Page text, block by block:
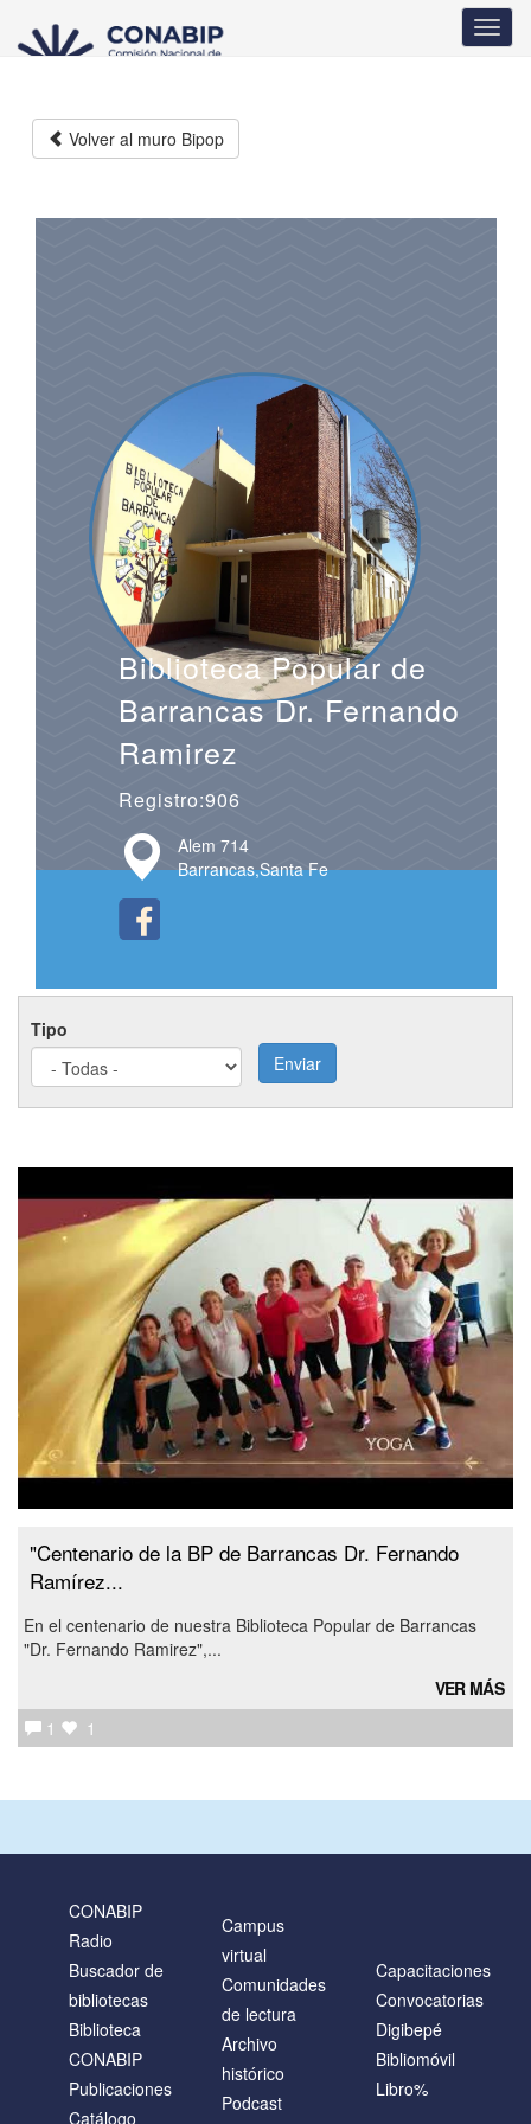
contenido
Volver al muro Bipop
Biblioteca Popular de
Barrancas Dr. Fernando
Ramirez
Registro:906
Alem 714
Barrancas,Santa Fe
Tipo
Enviar
"Centenario de la BP de Barrancas Dr. Fernando
Ramírez...
En el centenario de nuestra Biblioteca Popular de Barrancas
"Dr. Fernando Ramirez",...
VER MÁS
1
1
CONABIP
Radio
Buscador de
bibliotecas
Biblioteca
CONABIP
Publicaciones
Catálogo
Campus
virtual
Comunidades
de lectura
Archivo
histórico
Podcast
Capacitaciones
Convocatorias
Digibepé
Bibliomóvil
Libro%